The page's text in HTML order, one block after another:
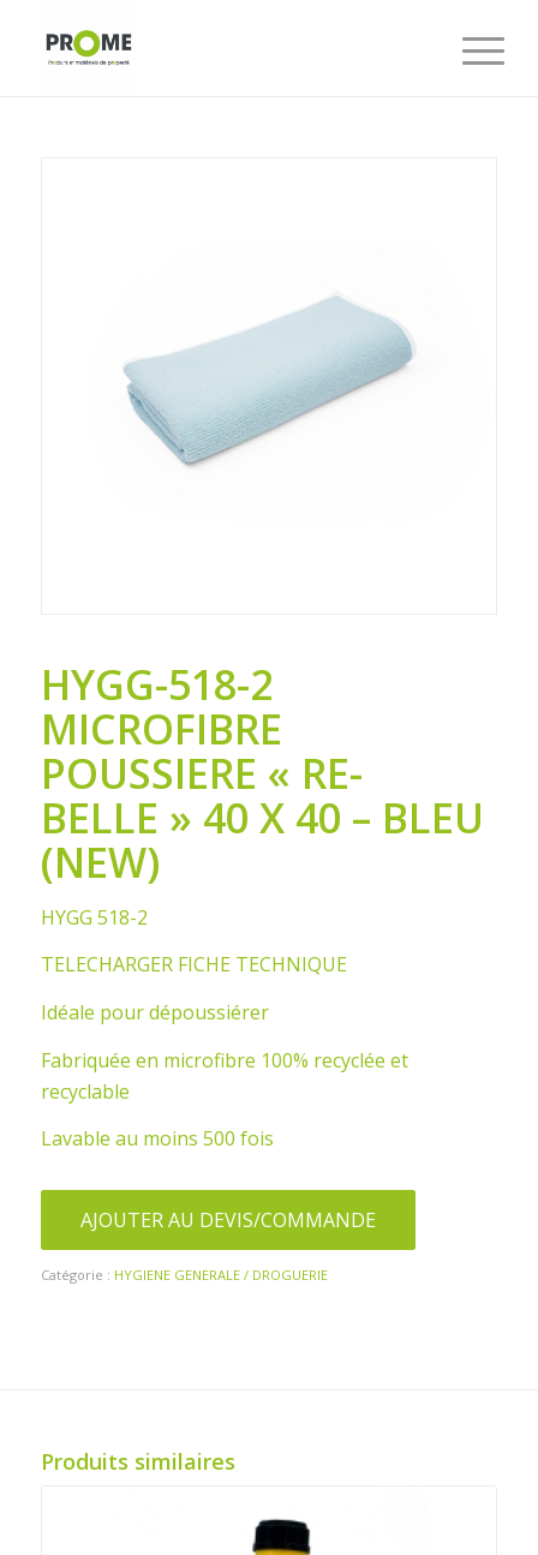
HYGG-518-2
MICROFIBRE
POUSSIERE « RE-
BELLE » 40 X 40 – BLEU
(NEW)
HYGG 518-2
TELECHARGER FICHE TECHNIQUE
Idéale pour dépoussiérer
Fabriquée en microfibre 100% recyclée et
recyclable
Lavable au moins 500 fois
AJOUTER AU DEVIS/COMMANDE
Catégorie : HYGIENE GENERALE / DROGUERIE
Produits similaires